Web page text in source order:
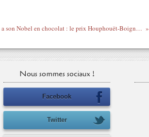
Hollande a son Nobel en chocolat : le prix Houphouët-Boigny ! Pour trahison, atlantisme et militarisme ?
Nous sommes sociaux !
Facebook
Twitter